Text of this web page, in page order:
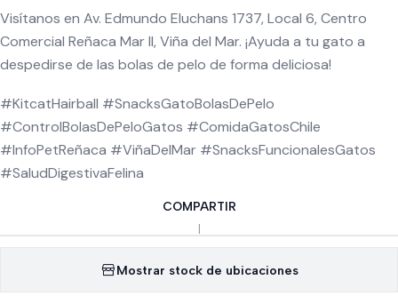
Visítanos en Av. Edmundo Eluchans 1737, Local 6, Centro
Comercial Reñaca Mar II, Viña del Mar. ¡Ayuda a tu gato a
despedirse de las bolas de pelo de forma deliciosa!
#KitcatHairball #SnacksGatoBolasDePelo
#ControlBolasDePeloGatos #ComidaGatosChile
#InfoPetReñaca #ViñaDelMar #SnacksFuncionalesGatos
#SaludDigestivaFelina
COMPARTIR
|
Mostrar stock de ubicaciones